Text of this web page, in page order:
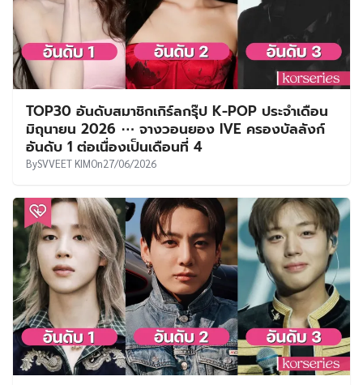
TOP30 อันดับสมาชิกเกิร์ลกรุ๊ป K-POP ประจำเดือน
มิถุนายน 2026 ⋯ จางวอนยอง IVE ครองบัลลังก์
อันดับ 1 ต่อเนื่องเป็นเดือนที่ 4
BySVVEET KIMOn27/06/2026